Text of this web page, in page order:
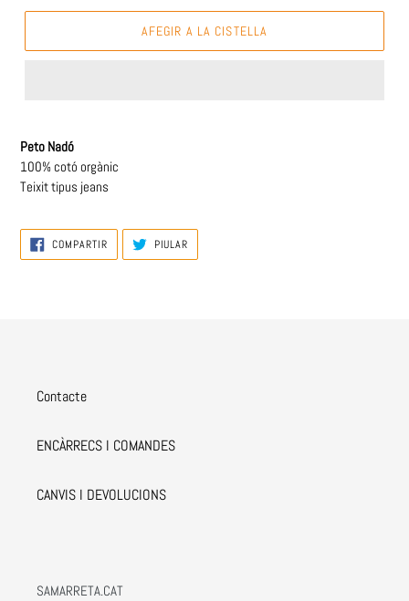
AFEGIR A LA CISTELLA
Peto Nadó
100% cotó orgànic
Teixit tipus jeans
COMPARTIRCOMPARTIR
A
FACEBOOK
PIULAR
TWITTER
Contacte
ENCÀRRECS I COMANDES
CANVIS I DEVOLUCIONS
SAMARRETA.CAT